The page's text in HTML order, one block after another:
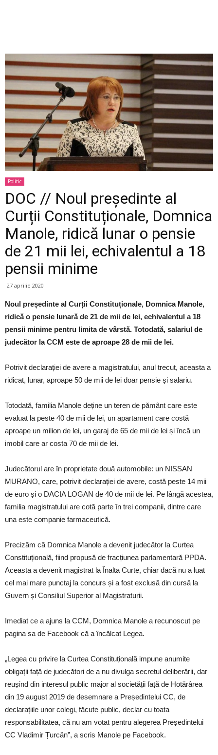
Politic
DOC // Noul președinte al
Curții Constituționale, Domnica
Manole, ridică lunar o pensie
de 21 mii lei, echivalentul a 18
pensii minime
27 aprilie 2020
Noul președinte al Curții Constituționale, Domnica Manole,
ridică o pensie lunară de 21 de mii de lei, echivalentul a 18
pensii minime pentru limita de vârstă. Totodată, salariul de
judecător la CCM este de aproape 28 de mii de lei.
Potrivit declarației de avere a magistratului, anul trecut, aceasta a
ridicat, lunar, aproape 50 de mii de lei doar pensie și salariu.
Totodată, familia Manole deține un teren de pământ care este
evaluat la peste 40 de mii de lei, un apartament care costă
aproape un milion de lei, un garaj de 65 de mii de lei și încă un
imobil care ar costa 70 de mii de lei.
Judecătorul are în proprietate două automobile: un NISSAN
MURANO, care, potrivit declarației de avere, costă peste 14 mii
de euro și o DACIA LOGAN de 40 de mii de lei. Pe lângă acestea,
familia magistratului are cotă parte în trei companii, dintre care
una este companie farmaceutică.
Precizăm că Domnica Manole a devenit judecător la Curtea
Constituțională, fiind propusă de fracțiunea parlamentară PPDA.
Aceasta a devenit magistrat la Înalta Curte, chiar dacă nu a luat
cel mai mare punctaj la concurs și a fost exclusă din cursă la
Guvern și Consiliul Superior al Magistraturii.
Imediat ce a ajuns la CCM, Domnica Manole a recunoscut pe
pagina sa de Facebook că a încălcat Legea.
„Legea cu privire la Curtea Constituțională impune anumite
obligații față de judecători de a nu divulga secretul deliberării, dar
reușind din interesul public major al societății față de Hotărârea
din 19 august 2019 de desemnare a Președintelui CC, de
declarațiile unor colegi, făcute public, declar cu toata
responsabilitatea, că nu am votat pentru alegerea Președintelui
CC Vladimir Țurcăn”, a scris Manole pe Facebook.